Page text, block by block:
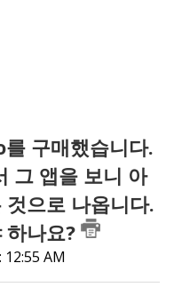
구매했습니다.
그 앱을 보니 아
으로 나옵니다.
하나요?
12:55 AM